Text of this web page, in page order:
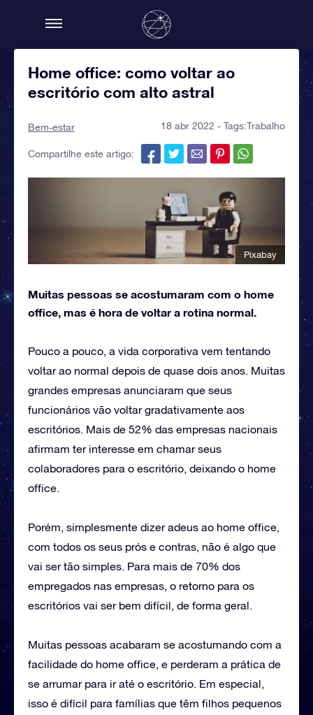
Home office: como voltar ao
escritório com alto astral
Bem-estar 18 abr 2022 - Tags:Trabalho
Compartilhe este artigo:
Pixabay
Muitas pessoas se acostumaram com o home
office, mas é hora de voltar a rotina normal.
Pouco a pouco, a vida corporativa vem tentando
voltar ao normal depois de quase dois anos. Muitas
grandes empresas anunciaram que seus
funcionários vão voltar gradativamente aos
escritórios. Mais de 52% das empresas nacionais
afirmam ter interesse em chamar seus
colaboradores para o escritório, deixando o home
office.
Porém, simplesmente dizer adeus ao home office,
com todos os seus prós e contras, não é algo que
vai ser tão simples. Para mais de 70% dos
empregados nas empresas, o retorno para os
escritórios vai ser bem difícil, de forma geral.
Muitas pessoas acabaram se acostumando com a
facilidade do home office, e perderam a prática de
se arrumar para ir até o escritório. Em especial,
isso é difícil para famílias que têm filhos pequenos